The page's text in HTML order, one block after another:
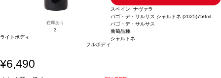
在庫あり
3
ライトボディ
フルボディ
スペイン ナヴァラ
パゴ・デ・サルサス シャルドネ (2025)750ml
パゴ・デ・サルサス
葡萄品種:
シャルドネ
¥6,490